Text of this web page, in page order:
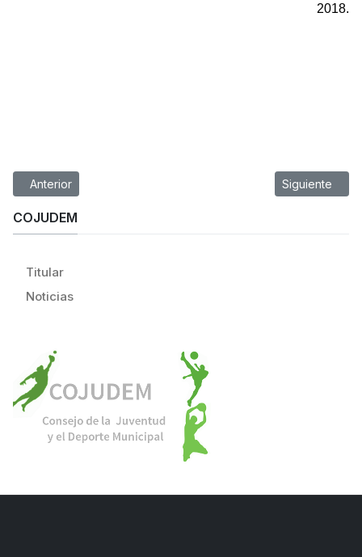
2018.
Artículo anterior: A todo el público en general que deseen
Anterior Artículo
Siguiente
COJUDEM
Titular
Noticias